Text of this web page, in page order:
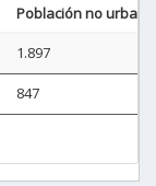
Población no urbana
1.897
847